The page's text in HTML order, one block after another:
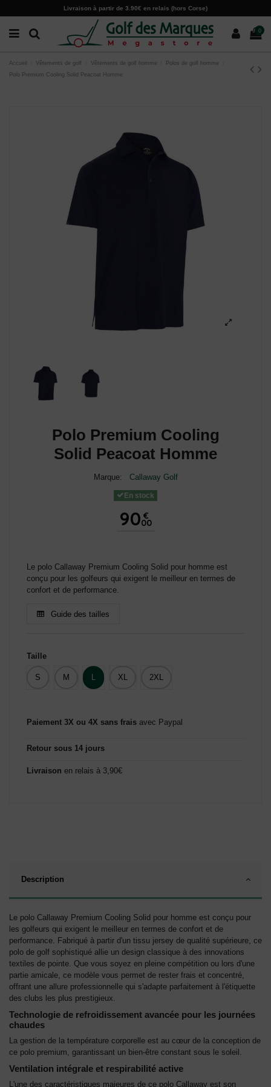
Livraison à partir de 3.90€ en relais (hors Corse)
0
Accueil Vêtements de golf Vêtements de golf homme
Polos de golf homme
Polo Premium Cooling Solid Peacoat Homme
Polo Premium Cooling
Solid Peacoat Homme
Marque: Callaway Golf
En stock
90 €
00
Le polo Callaway Premium Cooling Solid pour homme est
conçu pour les golfeurs qui exigent le meilleur en termes de
confort et de performance.
Guide des tailles
Taille
S M L XL 2XL
Paiement 3X ou 4X sans frais avec Paypal
Retour sous 14 jours
Livraison en relais à 3,90€
Description
Le polo Callaway Premium Cooling Solid pour homme est conçu pour
les golfeurs qui exigent le meilleur en termes de confort et de
performance. Fabriqué à partir d'un tissu jersey de qualité supérieure, ce
polo de golf sophistiqué allie un design classique à des innovations
textiles de pointe. Que vous soyez en pleine compétition ou lors d'une
partie amicale, ce modèle vous permet de rester frais et concentré,
offrant une allure professionnelle qui s'adapte parfaitement à l'étiquette
des clubs les plus prestigieux.
Technologie de refroidissement avancée pour les journées
chaudes
La gestion de la température corporelle est au cœur de la conception de
ce polo premium, garantissant un bien-être constant sous le soleil.
Ventilation intégrale et respirabilité active
L'une des caractéristiques majeures de ce polo Callaway est son
Paramètres des cookies